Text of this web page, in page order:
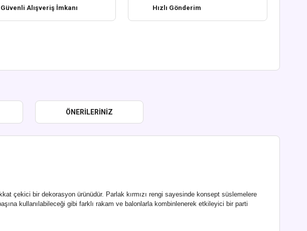
Güvenli Alışveriş İmkanı Hızlı Gönderim
ÖNERILERINIZ
çekici bir dekorasyon ürünüdür. Parlak kırmızı rengi sayesinde konsept süslemelere
kullanılabileceği gibi farklı rakam ve balonlarla kombinlenerek etkileyici bir parti